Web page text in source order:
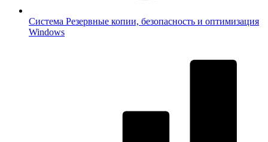
Система Резервные копии, безопасность и оптимизация
Windows